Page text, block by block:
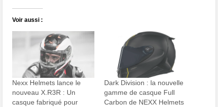
Voir aussi :
Nexx Helmets lance le
nouveau X.R3R : Un
casque fabriqué pour
Dark Division : la nouvelle
gamme de casque Full
Carbon de NEXX Helmets